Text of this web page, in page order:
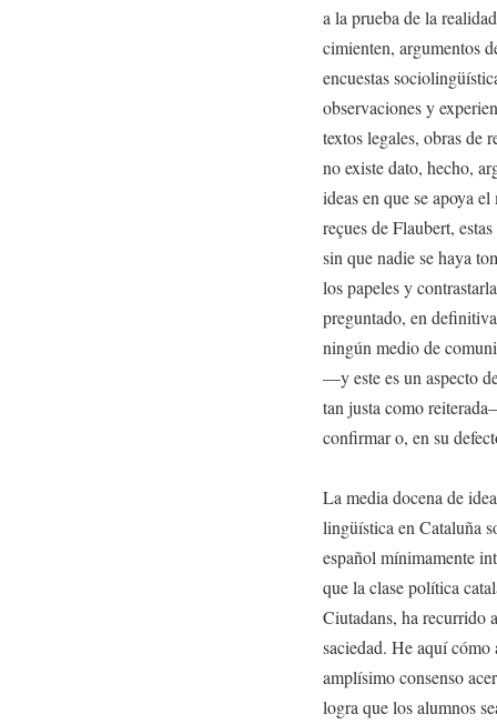
a la prueba de la
cimienten, argumentos
encuestas
observaciones y
textos legales, obras de
no existe dato, hecho,
ideas en que se apoya
reçues de Flaubert,
sin que nadie se haya
los papeles y
preguntado, en
ningún medio de
—y este es un aspecto
tan justa como
confirmar o, en su
La media docena de
lingüística en Cataluña
español mínimamente
que la clase política
Ciutadans, ha recurrido
saciedad. He aquí
amplísimo consenso
logra que los alumnos